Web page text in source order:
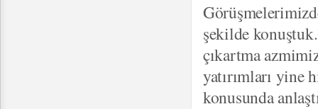
şekilde
çıkartma
yatırımları yine
konusunda